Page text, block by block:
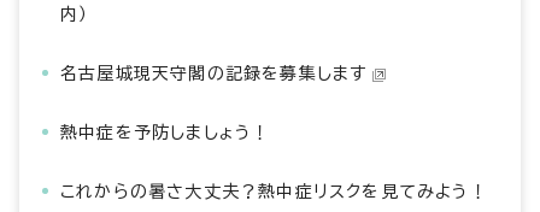
内）
名古屋城現天守閣の記録を募集します
熱中症を予防しましょう！
これからの暑さ大丈夫？熱中症リスクを見てみよう！